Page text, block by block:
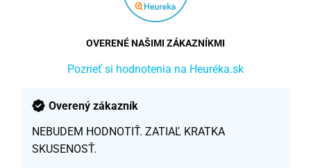
OVERENÉ NAŠIMI ZÁKAZNÍKMI
Pozrieť si hodnotenia na Heuréka.sk
Overený zákazník
NEBUDEM HODNOTIŤ. ZATIAĽ KRATKA
SKUSENOSŤ.